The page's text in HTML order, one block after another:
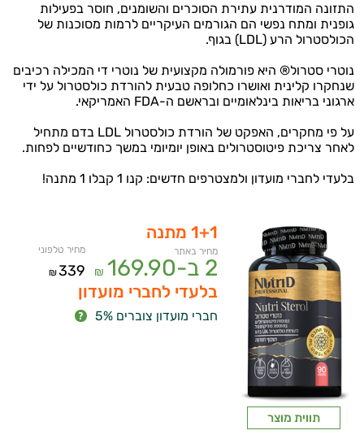
התזונה המודרנית עתירת הסוכרים והשומנים, חוסר בפעילות
גופנית ומתח נפשי הם הגורמים העיקריים לרמות מסוכנות של
הכולסטרול הרע (LDL) בגוף.
נוטרי סטרול® היא פורמולה מקצועית של נוטרי די המכילה רכיבים
שנחקרו קלינית ואושרו כחלופה טבעית להורדת כולסטרול על ידי
ארגוני בריאות בינלאומיים ובראשם ה-FDA האמריקאי.
על פי מחקרים, האפקט של הורדת כולסטרול LDL בדם מתחיל
לאחר צריכת פיטוסטרולים באופן יומיומי במשך כחודשיים לפחות.
בלעדי לחברי מועדון ולמצטרפים חדשים: קנו 1 קבלו 1 מתנה!
תווית מוצר
1+1 מתנה
מחיר באתר
2 ב- 169.90
₪
מחיר טלפוני
339
₪
בלעדי לחברי מועדון
חברי מועדון צוברים 5%